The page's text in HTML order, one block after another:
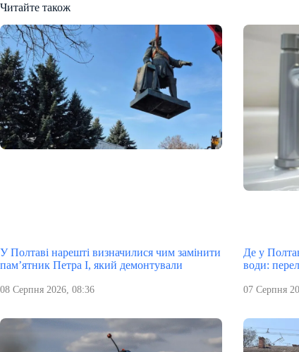
Читайте також
У Полтаві нарешті визначилися чим замінити
пам’ятник Петра І, який демонтували
08 Серпня 2026, 08:36
Де у
води:
07 Серпня